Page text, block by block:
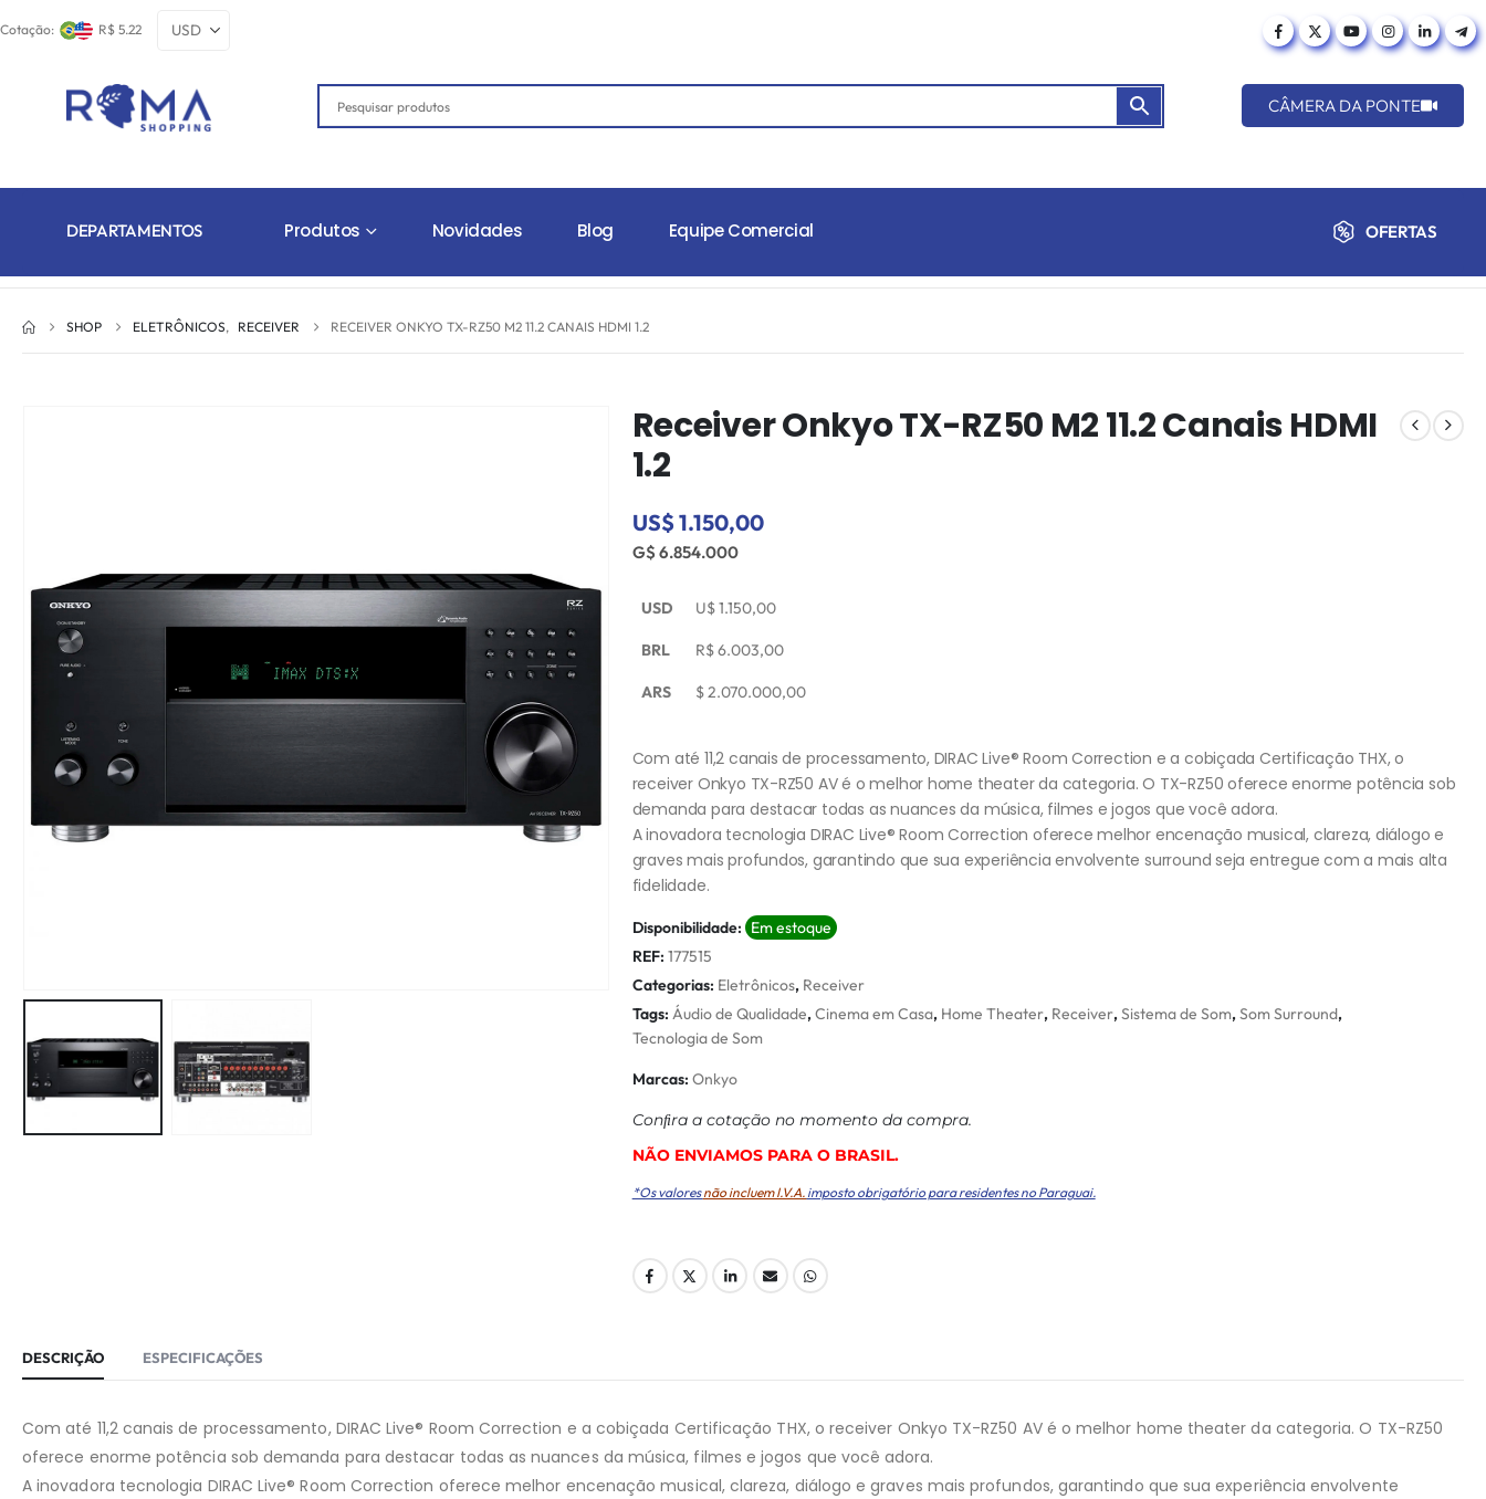
Cotação: R$ 5.22
CÂMERA DA PONTE
DEPARTAMENTOS Produtos Novidades Blog Equipe Comercial OFERTAS
SHOP ELETRÔNICOS, RECEIVER RECEIVER ONKYO TX-RZ50 M2 11.2 CANAIS HDMI 1.2
Receiver Onkyo TX-RZ50 M2 11.2 Canais HDMI
1.2
US$ 1.150,00
G$ 6.854.000
USD U$1.150,00
BRL R$6.003,00
ARS $2.070.000,00
Com até 11,2 canais de processamento, DIRAC Live® Room Correction e a cobiçada Certificação THX, o
receiver Onkyo TX-RZ50 AV é o melhor home theater da categoria. O TX-RZ50 oferece enorme potência sob
demanda para destacar todas as nuances da música, filmes e jogos que você adora.
A inovadora tecnologia DIRAC Live® Room Correction oferece melhor encenação musical, clareza, diálogo e
graves mais profundos, garantindo que sua experiência envolvente surround seja entregue com a mais alta
fidelidade.
Disponibilidade: Em estoque
REF: 177515
Categorias: Eletrônicos, Receiver
Tags: Áudio de Qualidade,Cinema em Casa, Home Theater, Receiver,Sistema de Som,Som Surround,
Tecnologia de Som
Marcas: Onkyo
Conﬁra a cotação no momento da compra.
NÃO ENVIAMOS PARA O BRASIL.
*Os valoresnão incluem I.V.A. imposto obrigatório para residentes no Paraguai.
DESCRIÇÃO ESPECIFICAÇÕES
Com até 11,2 canais de processamento, DIRAC Live® Room Correction e a cobiçada Certificação THX, o receiver Onkyo TX-RZ50 AV é o melhor home theater da categoria. O TX-RZ50
oferece enorme potência sob demanda para destacar todas as nuances da música, filmes e jogos que você adora.
A inovadora tecnologia DIRAC Live® Room Correction oferece melhor encenação musical, clareza, diálogo e graves mais profundos, garantindo que sua experiência envolvente